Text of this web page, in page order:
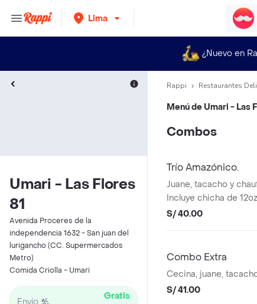
Lima
¿Nuevo en
Umari - Las Flores
81
Avenida Proceres de la
independencia 1632 - San juan del
lurigancho (CC. Supermercados
Metro)
Comida Criolla - Umari
Envío Gratis
Rappi Restaurantes
Menú de Umari - Las
Combos
Trío Amazónico.
Juane, tacacho y
Incluye chicha de
S/ 40.00
Combo Extra
Cecina, juane,
S/ 41.00